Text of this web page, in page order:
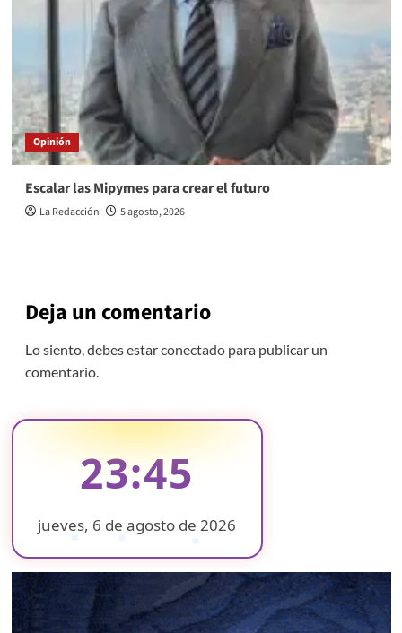
Opinión
Escalar las Mipymes para crear el futuro
La Redacción 5 agosto, 2026
Deja un comentario
Lo siento, debes estarconectadopara publicar un
comentario.
23:45
jueves, 6 de agosto de 2026
❄
❄
❄
❄
❄